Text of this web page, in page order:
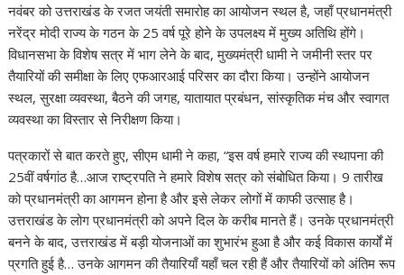
नवंबर को उत्तराखंड के रजत जयंती समारोह का आयोजन स्थल है, जहाँ प्रधानमंत्री
नरेंद्र मोदी राज्य के गठन के 25 वर्ष पूरे होने के उपलक्ष्य में मुख्य अतिथि होंगे।
विधानसभा के विशेष सत्र में भाग लेने के बाद, मुख्यमंत्री धामी ने जमीनी स्तर पर
तैयारियों की समीक्षा के लिए एफआरआई परिसर का दौरा किया। उन्होंने आयोजन
स्थल, सुरक्षा व्यवस्था, बैठने की जगह, यातायात प्रबंधन, सांस्कृतिक मंच और स्वागत
व्यवस्था का विस्तार से निरीक्षण किया।
पत्रकारों से बात करते हुए, सीएम धामी ने कहा, “इस वर्ष हमारे राज्य की स्थापना की
25वीं वर्षगांठ है…आज राष्ट्रपति ने हमारे विशेष सत्र को संबोधित किया। 9 तारीख
को प्रधानमंत्री का आगमन होना है और इसे लेकर लोगों में काफी उत्साह है।
उत्तराखंड के लोग प्रधानमंत्री को अपने दिल के करीब मानते हैं। उनके प्रधानमंत्री
बनने के बाद, उत्तराखंड में बड़ी योजनाओं का शुभारंभ हुआ है और कई विकास कार्यों में
प्रगति हुई है… उनके आगमन की तैयारियाँ यहाँ चल रही हैं और तैयारियों को अंतिम रूप